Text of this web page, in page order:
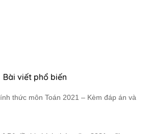
Bài viết phổ biến
thức môn Toán 2021 – Kèm đáp án và